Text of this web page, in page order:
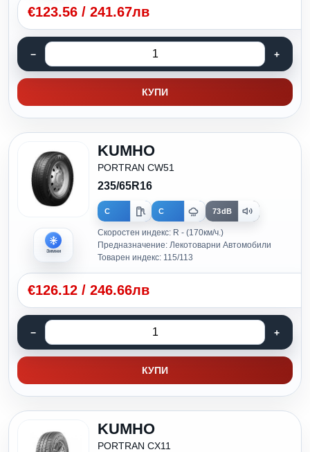
€123.56 / 241.67лв
КУПИ
Зимни
KUMHO
PORTRAN CW51
235/65R16
C C 73dB
Скоростен индекс: R - (170км/ч.)
Предназначение: Лекотоварни Автомобили
Товарен индекс: 115/113
€126.12 / 246.66лв
КУПИ
KUMHO
PORTRAN CX11